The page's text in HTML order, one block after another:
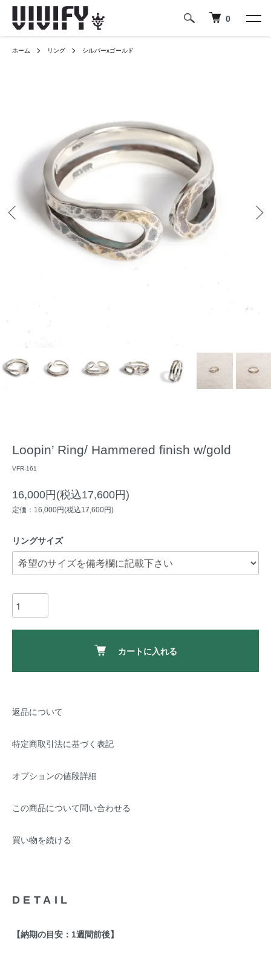
0
ホーム リング シルバーxゴールド
Loopin’ Ring/ Hammered finish w/gold
VFR-161
16,000円(税込17,600円)
定価：16,000円(税込17,600円)
リングサイズ
カートに入れる
返品について
特定商取引法に基づく表記
オプションの値段詳細
この商品について問い合わせる
買い物を続ける
DETAIL
【納期の目安：1週間前後】